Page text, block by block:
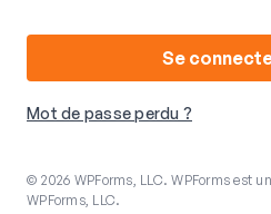
Se
Mot de passe perdu ?
© 2026 WPForms, LLC. WPForms est
WPForms, LLC.